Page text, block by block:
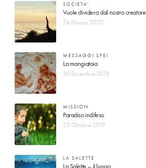
SOCIETA'
Vuole dividerci dal nostro creatore
24 Marzo 2020
MESSAGGI SPEI
La mangiatoia
30 Dicembre 2019
MISSION
Paradiso indifeso
25 Ottobre 2019
LA SALETTE
La Salette – il luogo